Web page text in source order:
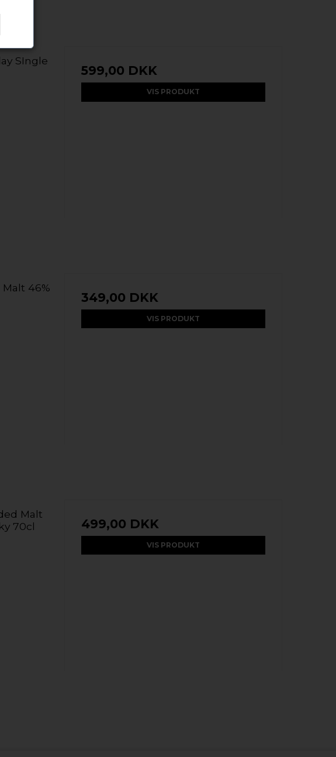
SIngle
599,00 DKK
VIS PRODUKT
46%
349,00 DKK
VIS PRODUKT
Malt
70cl
499,00 DKK
VIS PRODUKT